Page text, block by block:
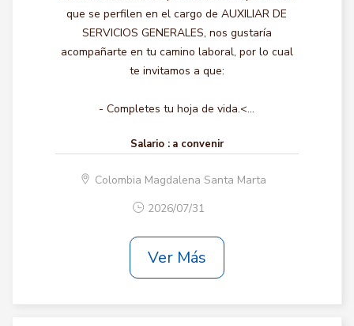
que se perfilen en el cargo de AUXILIAR DE
SERVICIOS GENERALES, nos gustaría
acompañarte en tu camino laboral, por lo cual
te invitamos a que:
- Completes tu hoja de vida.<...
Salario : a convenir
Colombia Magdalena Santa Marta
2026/07/31
Ver Más